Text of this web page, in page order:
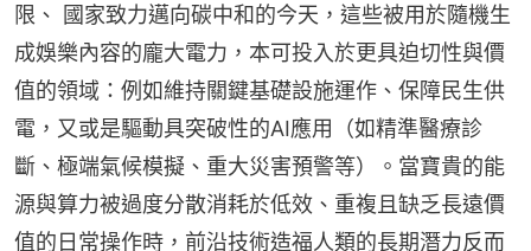
限、 國家致力邁向碳中和的今天，這些被用於隨機生
成娛樂內容的龐大電力，本可投入於更具迫切性與價
值的領域：例如維持關鍵基礎設施運作、保障民生供
電，又或是驅動具突破性的AI應用（如精準醫療診
斷、極端氣候模擬、重大災害預警等）。當寶貴的能
源與算力被過度分散消耗於低效、重複且缺乏長遠價
值的日常操作時，前沿技術造福人類的長期潛力反而